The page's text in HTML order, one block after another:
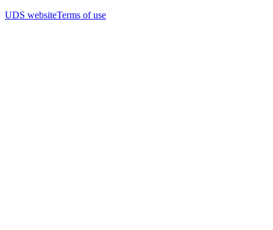
UDS websiteTerms of use